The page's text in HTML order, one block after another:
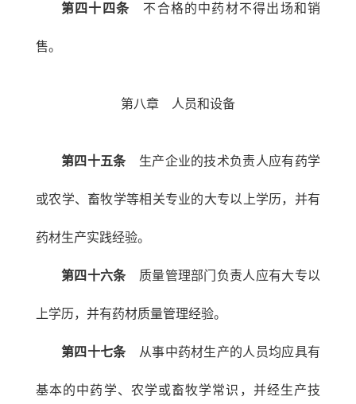
第四十四条 不合格的中药材不得出场和销
售。
第八章 人员和设备
第四十五条生产企业的技术负责人应有药学
或农学、畜牧学等相关专业的大专以上学历，并有
药材生产实践经验。
第四十六条质量管理部门负责人应有大专以
上学历，并有药材质量管理经验。
第四十七条从事中药材生产的人员均应具有
基本的中药学、农学或畜牧学常识，并经生产技